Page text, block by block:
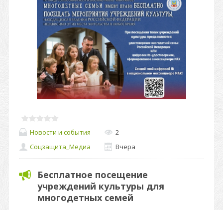
Новости и события
2
Соцзащита_Медиа
Вчера
Бесплатное посещение
учреждений культуры для
многодетных семей